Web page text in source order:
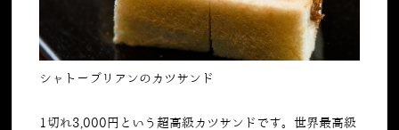
シャトーブリアンのカツサンド
1切れ3,000円という超高級カツサンドです。世界最高級